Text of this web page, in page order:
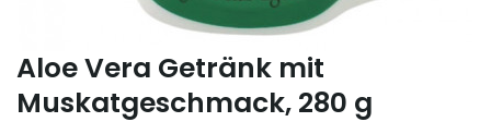
Aloe Vera Getränk mit
Muskatgeschmack, 280 g